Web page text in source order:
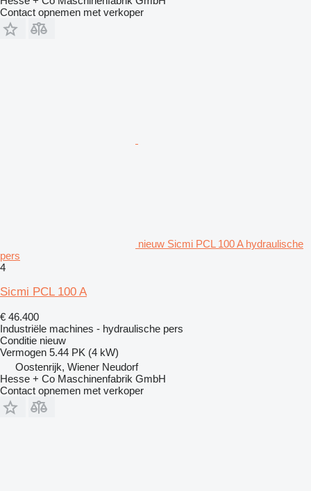
Contact opnemen met verkoper
nieuw Sicmi PCL 100 A hydraulische
pers
4
Sicmi PCL 100 A
€ 46.400
Industriële machines - hydraulische pers
Conditie nieuw
Vermogen 5.44 PK (4 kW)
Oostenrijk, Wiener Neudorf
Hesse + Co Maschinenfabrik GmbH
Contact opnemen met verkoper